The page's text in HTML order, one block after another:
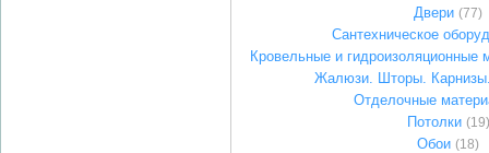
Двери (77)
Сантехническое
Кровельные и гидроизоляционные
Жалюзи. Шторы.
Отделочные
Потолки (19)
Обои (18)